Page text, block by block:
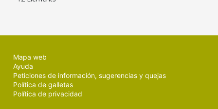
Mapa web
Ayuda
Peticiones de información, sugerencias y quejas
Política de galletas
Política de privacidad